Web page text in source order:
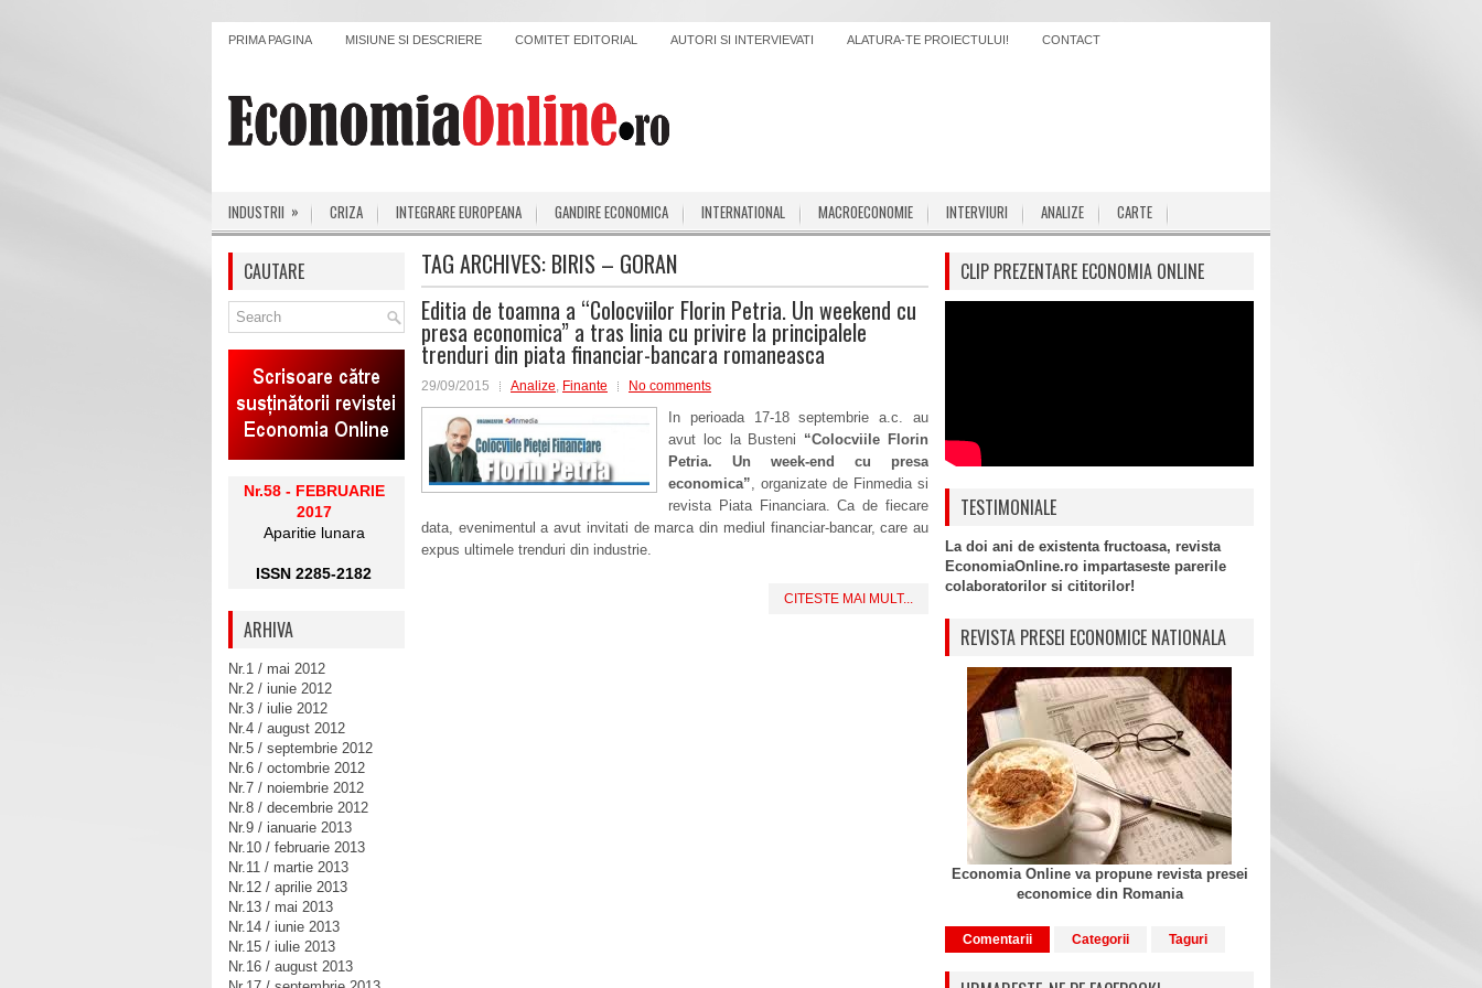
PRIMA PAGINA MISIUNE SI DESCRIERE COMITET EDITORIAL AUTORI SI INTERVIEVATI ALATURA-TE PROIECTULUI! CONTACT
INDUSTRII » CRIZA INTEGRARE EUROPEANA GANDIRE ECONOMICA INTERNATIONAL MACROECONOMIE INTERVIURI ANALIZE CARTE
TAG ARCHIVES: BIRIS – GORAN
Editia de toamna a “Colocviilor Florin Petria. Un weekend cu
presa economica” a tras linia cu privire la principalele
trenduri din piata financiar-bancara romaneasca
29/09/2015 Analize, Finante No comments
In perioada 17-18 septembrie a.c. au
avut loc la Busteni “Colocviile Florin
Petria. Un week-end cu presa
economica”, organizate de Finmedia si
revista Piata Financiara. Ca de fiecare
data, evenimentul a avut invitati de marca din mediul financiar-bancar, care au
expus ultimele trenduri din industrie.
CITESTE MAI MULT...
CAUTARE
Nr.58 - FEBRUARIE
2017
Aparitie lunara
ISSN 2285-2182
ARHIVA
Nr.1 / mai 2012
Nr.2 / iunie 2012
Nr.3 / iulie 2012
Nr.4 / august 2012
Nr.5 / septembrie 2012
Nr.6 / octombrie 2012
Nr.7 / noiembrie 2012
Nr.8 / decembrie 2012
Nr.9 / ianuarie 2013
Nr.10 / februarie 2013
Nr.11 / martie 2013
Nr.12 / aprilie 2013
Nr.13 / mai 2013
Nr.14 / iunie 2013
Nr.15 / iulie 2013
Nr.16 / august 2013
CLIP PREZENTARE ECONOMIA ONLINE
TESTIMONIALE
La doi ani de existenta fructoasa, revista
EconomiaOnline.ro impartaseste parerile
colaboratorilor si cititorilor!
REVISTA PRESEI ECONOMICE NATIONALA
Economia Online va propune revista presei
economice din Romania
Comentarii Categorii Taguri